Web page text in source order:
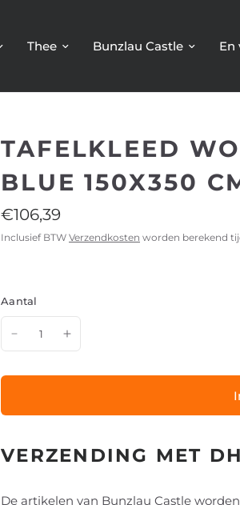
Thee Bunzlau Castle En
TAFELKLEED
BLUE 150X350
€106,39
Inclusief BTW Verzendkosten worden berekend
Aantal
VERZENDING MET
De artikelen van Bunzlau Castle